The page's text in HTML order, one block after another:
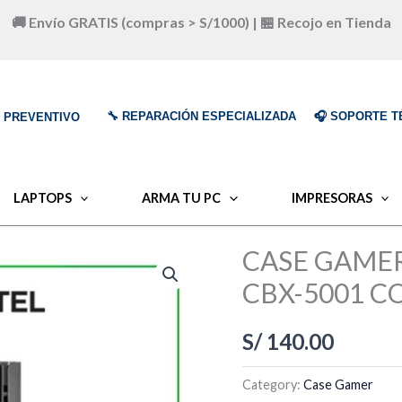
🚚 Envío GRATIS (compras > S/1000) | 🏪 Recojo en Tienda
🔧 REPARACIÓN ESPECIALIZADA 🎧 SOPORTE
LAPTOPS ARMA TU PC IMPRESORAS
CASE
CBX-5001
S/140.00
Category:Case Gamer